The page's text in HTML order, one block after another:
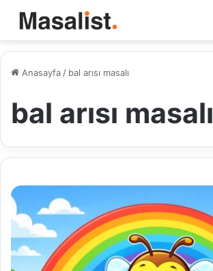
Anasayfa / bal arısı masalı
bal arısı masalı